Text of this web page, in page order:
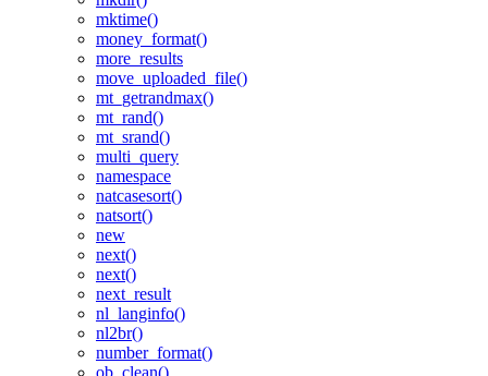
mktime()
money_format()
more_results
move_uploaded_file()
mt_getrandmax()
mt_rand()
mt_srand()
multi_query
namespace
natcasesort()
natsort()
new
next()
next()
next_result
nl_langinfo()
nl2br()
number_format()
ob_clean()